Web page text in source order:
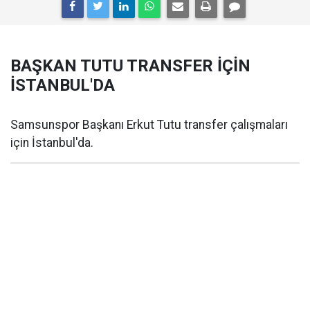
BAŞKAN TUTU TRANSFER İÇİN
İSTANBUL'DA
Samsunspor Başkanı Erkut Tutu transfer çalışmaları
için İstanbul'da.